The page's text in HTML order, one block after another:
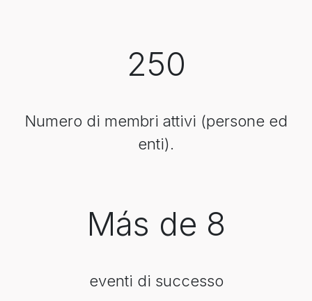
250
Numero di membri attivi (persone ed
enti).
Más de 8
eventi di successo